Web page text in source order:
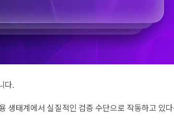
다.
생태계에서 실질적인 검증 수단으로 작동하고 있